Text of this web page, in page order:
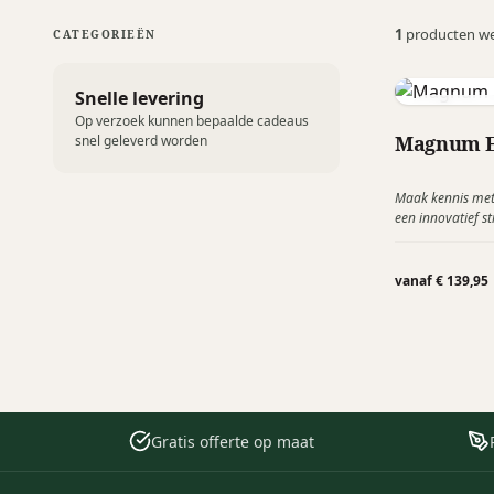
CATEGORIEËN
Snelle levering
Op verzoek kunnen bepaalde cadeaus
snel geleverd worden
1 producten
Samsonite
Magnum
Maak kennis
een innovatief
verbluffende
gerecycleerd
Europa en is
vanaf € 139,95
Gratis offerte op maat